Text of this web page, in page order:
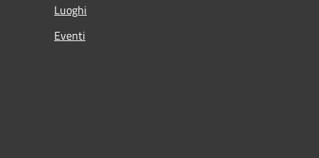
Luoghi
Eventi